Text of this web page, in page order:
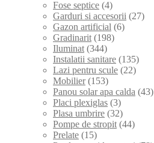
Fose septice (4)
Garduri si accesorii (27)
Gazon artificial (6)
Gradinarit (198)
Iluminat (344)
Instalatii sanitare (135)
Lazi pentru scule (22)
Mobilier (153)
Panou solar apa calda (43)
Placi plexiglas (3)
Plasa umbrire (32)
Pompe de stropit (44)
Prelate (15)